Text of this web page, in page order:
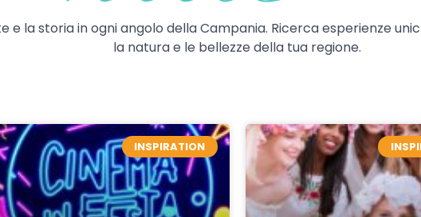
e la storia in ogni angolo della Campania. Ricerca esperienze
la natura e le bellezze della tua regione.
INSPIRATION